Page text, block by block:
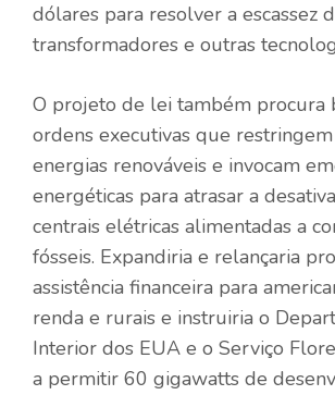
dólares para resolver a escassez
transformadores e outras
O projeto de lei também procura
ordens executivas que
energias renováveis ​​e invocam
energéticas para atrasar a
centrais elétricas alimentadas a
fósseis. Expandiria e relançaria
assistência financeira para
renda e rurais e instruiria o
Interior dos EUA e o Serviço
a permitir 60 gigawatts de